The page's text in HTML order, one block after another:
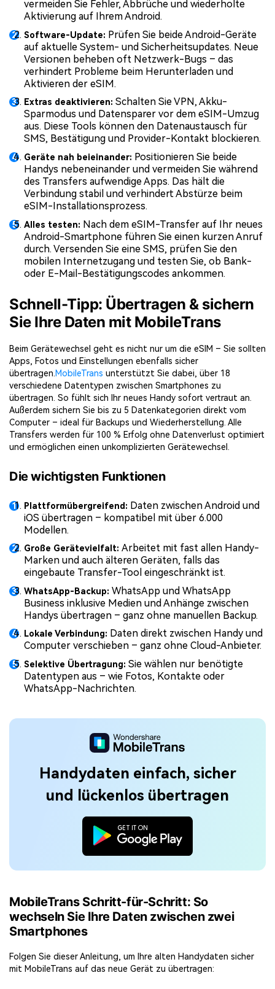
vermeiden Sie Fehler, Abbrüche und wiederholte
Aktivierung auf Ihrem Android.
Software-Update: Prüfen Sie beide Android-Geräte
auf aktuelle System- und Sicherheitsupdates. Neue
Versionen beheben oft Netzwerk-Bugs – das
verhindert Probleme beim Herunterladen und
Aktivieren der eSIM.
Extras deaktivieren: Schalten Sie VPN, Akku-
Sparmodus und Datensparer vor dem eSIM-Umzug
aus. Diese Tools können den Datenaustausch für
SMS, Bestätigung und Provider-Kontakt blockieren.
Geräte nah beieinander: Positionieren Sie beide
Handys nebeneinander und vermeiden Sie während
des Transfers aufwendige Apps. Das hält die
Verbindung stabil und verhindert Abstürze beim
eSIM-Installationsprozess.
Alles testen: Nach dem eSIM-Transfer auf Ihr neues
Android-Smartphone führen Sie einen kurzen Anruf
durch. Versenden Sie eine SMS, prüfen Sie den
mobilen Internetzugang und testen Sie, ob Bank-
oder E-Mail-Bestätigungscodes ankommen.
Schnell-Tipp: Übertragen & sichern
Sie Ihre Daten mit MobileTrans
Beim Gerätewechsel geht es nicht nur um die eSIM – Sie sollten
Apps, Fotos und Einstellungen ebenfalls sicher
übertragen.MobileTrans unterstützt Sie dabei, über 18
verschiedene Datentypen zwischen Smartphones zu
übertragen. So fühlt sich Ihr neues Handy sofort vertraut an.
Außerdem sichern Sie bis zu 5 Datenkategorien direkt vom
Computer – ideal für Backups und Wiederherstellung. Alle
Transfers werden für 100 % Erfolg ohne Datenverlust optimiert
und ermöglichen einen unkomplizierten Gerätewechsel.
Die wichtigsten Funktionen
Plattformübergreifend: Daten zwischen Android und
iOS übertragen – kompatibel mit über 6.000
Modellen.
Große Gerätevielfalt: Arbeitet mit fast allen Handy-
Marken und auch älteren Geräten, falls das
eingebaute Transfer-Tool eingeschränkt ist.
WhatsApp-Backup: WhatsApp und WhatsApp
Business inklusive Medien und Anhänge zwischen
Handys übertragen – ganz ohne manuellen Backup.
Lokale Verbindung: Daten direkt zwischen Handy und
Computer verschieben – ganz ohne Cloud-Anbieter.
Selektive Übertragung: Sie wählen nur benötigte
Datentypen aus – wie Fotos, Kontakte oder
WhatsApp-Nachrichten.
Handydaten einfach, sicher
und lückenlos übertragen
MobileTrans Schritt-für-Schritt: So
wechseln Sie Ihre Daten zwischen zwei
Smartphones
Folgen Sie dieser Anleitung, um Ihre alten Handydaten sicher
mit MobileTrans auf das neue Gerät zu übertragen: